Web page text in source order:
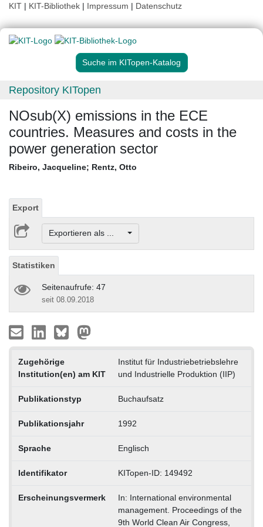
KIT | KIT-Bibliothek | Impressum | Datenschutz
Suche im KITopen-Katalog
Repository KITopen
NOsub(X) emissions in the ECE
countries. Measures and costs in the
power generation sector
Ribeiro, Jacqueline; Rentz, Otto
Export
Exportieren als ...
Statistiken
Seitenaufrufe: 47
seit 08.09.2018
Zugehörige
Institution(en) am KIT
Institut für Industriebetriebslehre
und Industrielle Produktion (IIP)
Publikationstyp Buchaufsatz
Publikationsjahr 1992
Sprache Englisch
Identifikator KITopen-ID: 149492
Erscheinungsvermerk
In: International environmental
management. Proceedings of the
9th World Clean Air Congress,